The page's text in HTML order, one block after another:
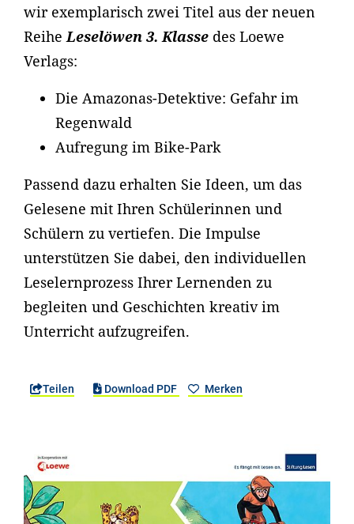
wir exemplarisch zwei Titel aus der neuen
ReiheLeselöwen 3. Klasse des Loewe
Verlags:
Die Amazonas-Detektive: Gefahr im
Regenwald
Aufregung im Bike-Park
Passend dazu erhalten Sie Ideen, um das
Gelesene mit Ihren Schülerinnen und
Schülern zu vertiefen. Die Impulse
unterstützen Sie dabei, den individuellen
Leselernprozess Ihrer Lernenden zu
begleiten und Geschichten kreativ im
Unterricht aufzugreifen.
Teilen Download PDF Merken